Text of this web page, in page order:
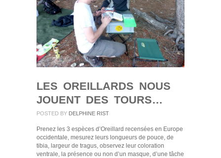
LES OREILLARDS NOUS
JOUENT DES TOURS…
POSTED BY DELPHINE RIST
Prenez les 3 espèces d’Oreillard recensées en Europe
occidentale, mesurez leurs longueurs de pouce, de
tibia, largeur de tragus, observez leur coloration
ventrale, la présence ou non d’un masque, d’une tâche